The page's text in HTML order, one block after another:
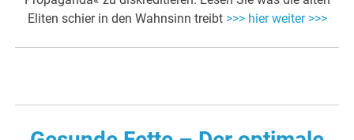
Eliten schier in den Wahnsinn treibt >>> hier weiter >>>